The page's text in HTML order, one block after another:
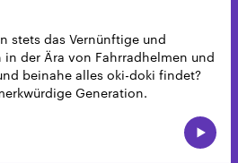
stets das Vernünftige und
in der Ära von Fahrradhelmen und
beinahe alles oki-doki findet?
Generation.